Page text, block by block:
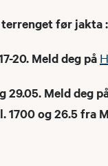
før jakta :
20. Meld deg på
29.05. Meld deg
1700 og 26.5 fra